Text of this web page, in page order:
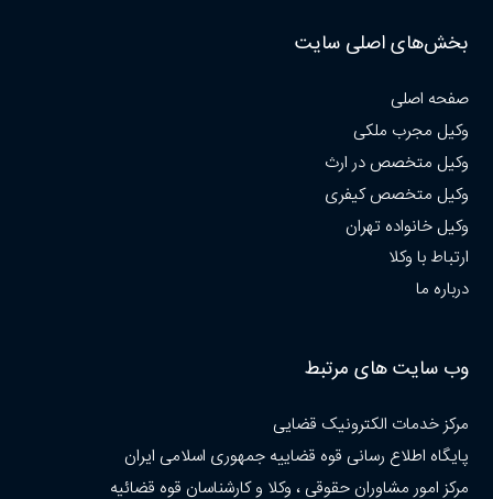
بخش‌های اصلی سایت
صفحه اصلی
وکیل مجرب ملکی
وکیل متخصص در ارث
وکیل متخصص کیفری
وکیل خانواده تهران
ارتباط با وکلا
درباره ما
وب سایت های مرتبط
مرکز خدمات الکترونیک قضایی
پایگاه اطلاع رسانی قوه قضاییه جمهوری اسلامی ایران
مرکز امور مشاوران حقوقی ، وکلا و کارشناسان قوه قضائیه